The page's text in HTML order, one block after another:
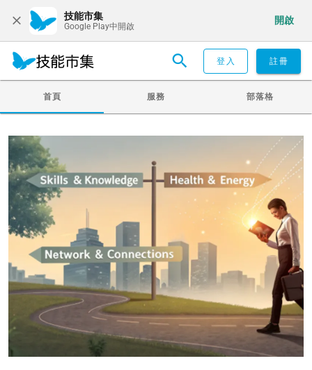
技能市集
Google Play中開啟
開啟
登入 註冊
首頁 服務 部落格